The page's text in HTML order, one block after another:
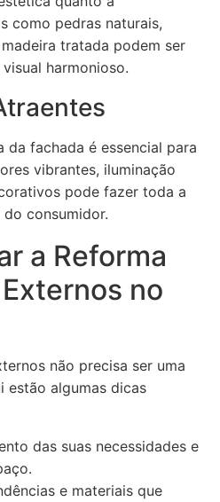
como pedras naturais,
tratada podem ser
harmonioso.
da fachada é essencial para
vibrantes, iluminação
pode fazer toda a
consumidor.
a Reforma
no
não precisa ser uma
estão algumas dicas
das suas necessidades e
e materiais que